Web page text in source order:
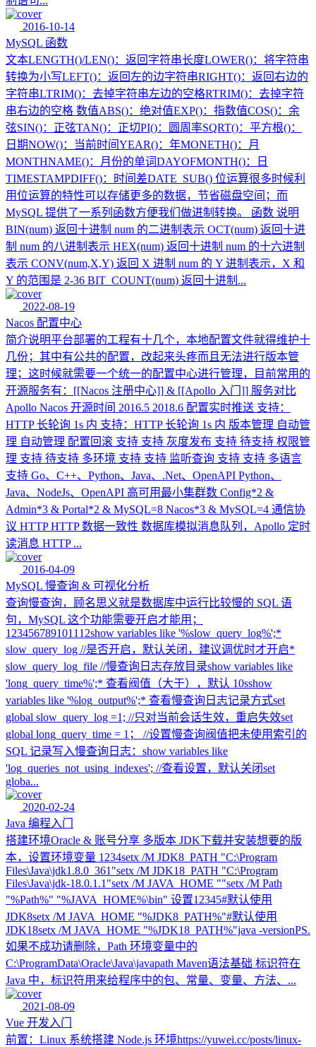
2016-10-14
MySQL 函数
文本LENGTH()/LEN()：返回字符串长度LOWER()：将字符串
转换为小写LEFT()：返回左的边字符串RIGHT()：返回右边的
字符串LTRIM()：去掉字符串左边的空格RTRIM()：去掉字符
串右边的空格 数值ABS()：绝对值EXP()：指数值COS()：余
弦SIN()：正弦TAN()：正切PI()：圆周率SQRT()：平方根()：
日期NOW()：当前时间YEAR()：年MONETH()：月
MONTHNAME()：月份的单词DAYOFMONTH()：日
TIMESTAMPDIFF()：时间差DATE_SUB() 位运算很多时候利
用位运算的特性可以存储更多的数据，节省磁盘空间；而
MySQL 提供了一系列函数方便我们做进制转换。 函数 说明
BIN(num) 返回十进制 num 的二进制表示 OCT(num) 返回十进
制 num 的八进制表示 HEX(num) 返回十进制 num 的十六进制
表示 CONV(num,X,Y) 返回 X 进制 num 的 Y 进制表示，X 和
Y 的范围是 2-36 BIT_COUNT(num) 返回十进制...
2022-08-19
Nacos 配置中心
简介说明平台部署的工程有十几个，本地配置文件就得维护十
几份；其中有公共的配置，改起来头疼而且无法进行版本管
理；这时候就需要一个统一的配置中心进行管理，目前常用的
开源服务有：[[Nacos 注册中心]] & [[Apollo 入门]] 服务对比
Apollo Nacos 开源时间 2016.5 2018.6 配置实时推送 支持：
HTTP 长轮询 1s 内 支持：HTTP 长轮询 1s 内 版本管理 自动管
理 自动管理 配置回滚 支持 支持 灰度发布 支持 待支持 权限管
理 支持 待支持 多环境 支持 支持 监听查询 支持 支持 多语言
支持 Go、C++、Python、Java、.Net、OpenAPI Python、
Java、NodeJs、OpenAPI 高可用最小集群数 Config*2 &
Admin*3 & Portal*2 & MySQL=8 Nacos*3 & MySQL=4 通信协
议 HTTP HTTP 数据一致性 数据库模拟消息队列，Apollo 定时
读消息 HTTP ...
2016-04-09
MySQL 慢查询 & 可视化分析
查询慢查询，顾名思义就是数据库中运行比较慢的 SQL 语
句，MySQL 这个功能需要开启才能用；
123456789101112show variables like '%slow_query_log%';*
slow_query_log //是否开启，默认关闭，建议调优时才开启*
slow_query_log_file //慢查询日志存放目录show variables like
'long_query_time%';* 查看阀值（大于），默认 10sshow
variables like '%log_output%';* 查看慢查询日志记录方式set
global slow_query_log =1; //只对当前会话生效，重启失效set
global long_query_time = 1； //设置慢查询阀值把未使用索引的
SQL 记录写入慢查询日志：show variables like
'log_queries_not_using_indexes'; //查看设置，默认关闭set
globa...
2020-02-24
Java 编程入门
搭建环境Oracle & 账号分享 多版本 JDK下载并安装想要的版
本，设置环境变量 1234setx /M JDK8_PATH "C:\Program
Files\Java\jdk1.8.0_361"setx /M JDK18_PATH "C:\Program
Files\Java\jdk-18.0.1.1"setx /M JAVA_HOME ""setx /M Path
"%Path%" "%JAVA_HOME%\bin" 设置12345#默认使用
JDK8setx /M JAVA_HOME "%JDK8_PATH%"#默认使用
JDK18setx /M JAVA_HOME "%JDK18_PATH%"java -versionPS.
如果不成功请删除，Path 环境变量中的
C:\ProgramData\Oracle\Java\javapath Maven语法基础 标识符在
Java 中，标识符用来给程序中的包、常量、变量、方法、...
2021-08-09
Vue 开发入门
前置：Linux 系统搭建 Node.js 环境https://yuwei.cc/posts/linux-